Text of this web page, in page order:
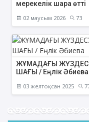
мерекелік шара өтті
02 маусым 2026 73
ЖҰМАДАҒЫ ЖҮЗДЕСУ
ШАҒЫ / Еңлік Әбиева
03 желтоқсан 2025